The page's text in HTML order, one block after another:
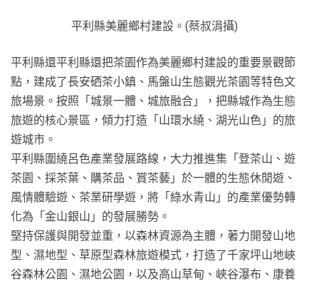
平利縣美麗鄉村建設。(蔡叔涓攝)
平利縣還平利縣還把茶園作為美麗鄉村建設的重要景觀節
點，建成了長安硒茶小鎮、馬盤山生態觀光茶園等特色文
旅場景。按照「城景一體、城旅融合」，把縣城作為生態
旅遊的核心景區，傾力打造「山環水繞、湖光山色」的旅
遊城市。
平利縣圍繞呂色產業發展路線，大力推進集「登茶山、遊
茶園、採茶葉、購茶品、賞茶藝」於一體的生態休閒遊、
風情體驗遊、茶業研學遊，將「綠水青山」的產業優勢轉
化為「金山銀山」的發展勝勢。
堅持保護與開發並重，以森林資源為主體，著力開發山地
型、濕地型、草原型森林旅遊模式，打造了千家坪山地峽
谷森林公園、濕地公園，以及高山草甸、峽谷瀑布、康養